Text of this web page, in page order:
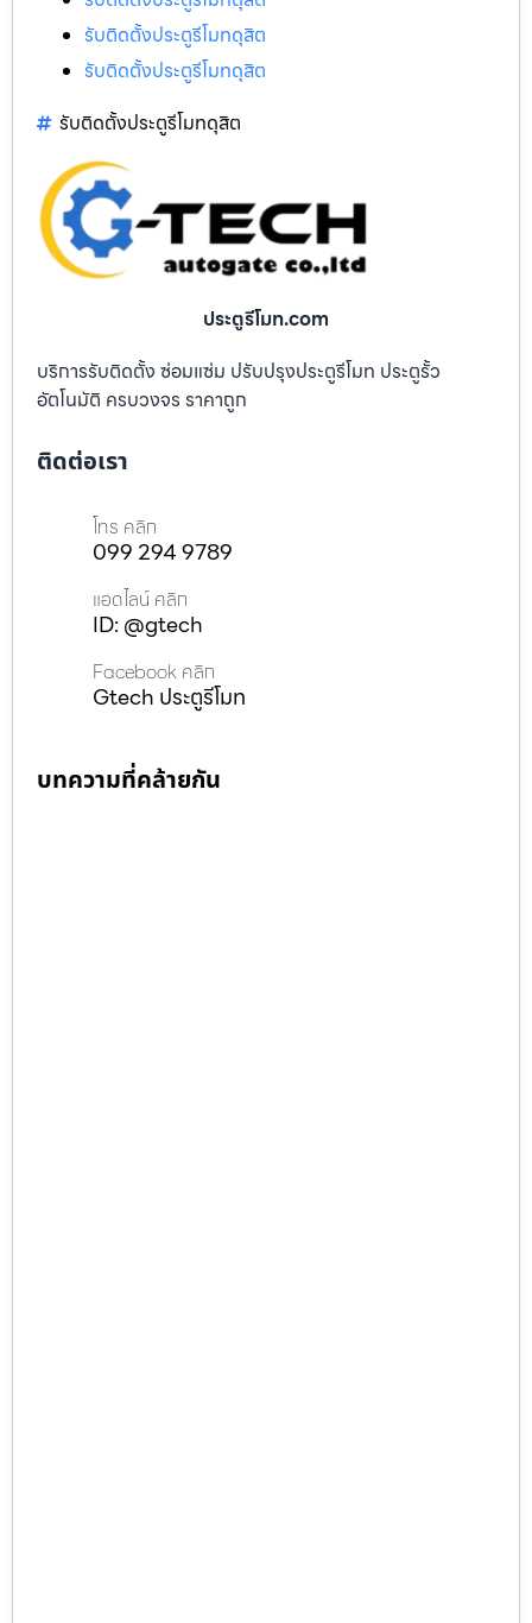
รับติดตั้งประตูรีโมทดุสิต
รับติดตั้งประตูรีโมทดุสิต
รับติดตั้งประตูรีโมทดุสิต
ประตูรีโมท.com
บริการรับติดตั้ง ซ่อมแซ่ม ปรับปรุงประตูรีโมท ประตูรั้ว
อัตโนมัติ ครบวงจร ราคาถูก
ติดต่อเรา
โทร คลิก
099 294 9789
แอดไลน์ คลิก
ID: @gtech
Facebook คลิก
Gtech ประตูรีโมท
บทความที่คล้ายกัน